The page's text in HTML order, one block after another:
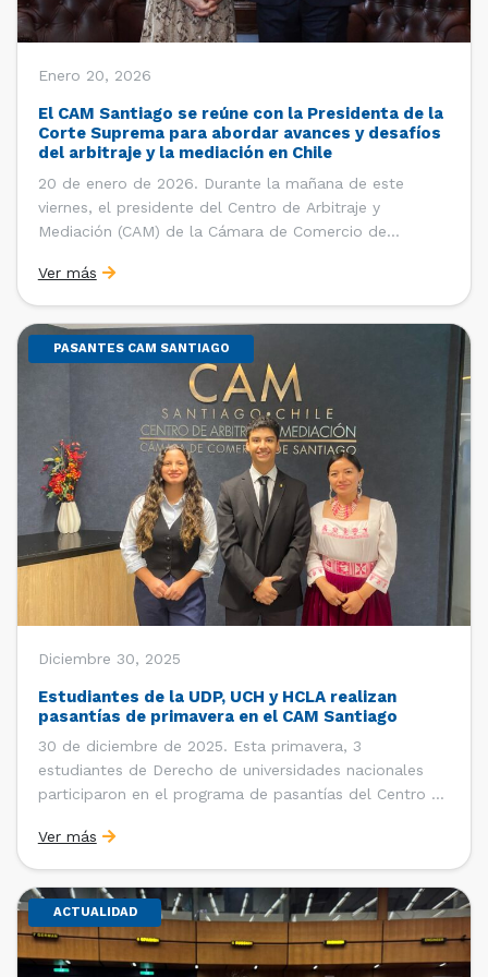
Enero 20, 2026
El CAM Santiago se reúne con la Presidenta de la
Corte Suprema para abordar avances y desafíos
del arbitraje y la mediación en Chile
20 de enero de 2026. Durante la mañana de este
viernes, el presidente del Centro de Arbitraje y
Mediación (CAM) de la Cámara de Comercio de
del CAM Santiago, Ximena Vial; y el gerente general de
la CCS, Carlos Soublette, sostuvieron un encuentro […]
Ver más
PASANTES CAM SANTIAGO
Diciembre 30, 2025
Estudiantes de la UDP, UCH y HCLA realizan
pasantías de primavera en el CAM Santiago
30 de diciembre de 2025. Esta primavera, 3
estudiantes de Derecho de universidades nacionales
participaron en el programa de pasantías del Centro de
de Santiago (CCS). Entre el 3 de noviembre y el 30 de
diciembre realizaron su pasantía Ingrid Ivania […]
Ver más
ACTUALIDAD